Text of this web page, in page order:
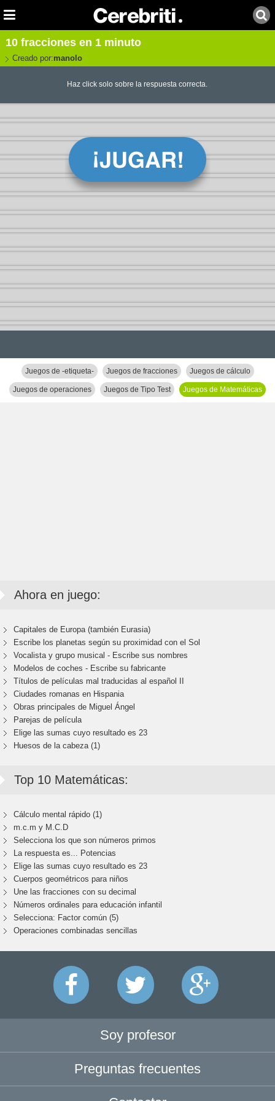
10 fracciones en 1 minuto
Creado por:manolo
Haz click solo sobre la respuesta correcta.
Juegos de -etiqueta- Juegos de fracciones Juegos de cálculo
Juegos de operaciones Juegos de Tipo Test Juegos de Matemáticas
Ahora en juego:
Capitales de Europa (también Eurasia)
Escribe los planetas según su proximidad con el Sol
Vocalista y grupo musical - Escribe sus nombres
Modelos de coches - Escribe su fabricante
Títulos de películas mal traducidas al español II
Ciudades romanas en Hispania
Obras principales de Miguel Ángel
Parejas de película
Elige las sumas cuyo resultado es 23
Huesos de la cabeza (1)
Top 10 Matemáticas:
Cálculo mental rápido (1)
m.c.m y M.C.D
Selecciona los que son números primos
La respuesta es... Potencias
Elige las sumas cuyo resultado es 23
Cuerpos geométricos para niños
Une las fracciones con su decimal
Números ordinales para educación infantil
Selecciona: Factor común (5)
Operaciones combinadas sencillas
Soy profesor
Preguntas frecuentes